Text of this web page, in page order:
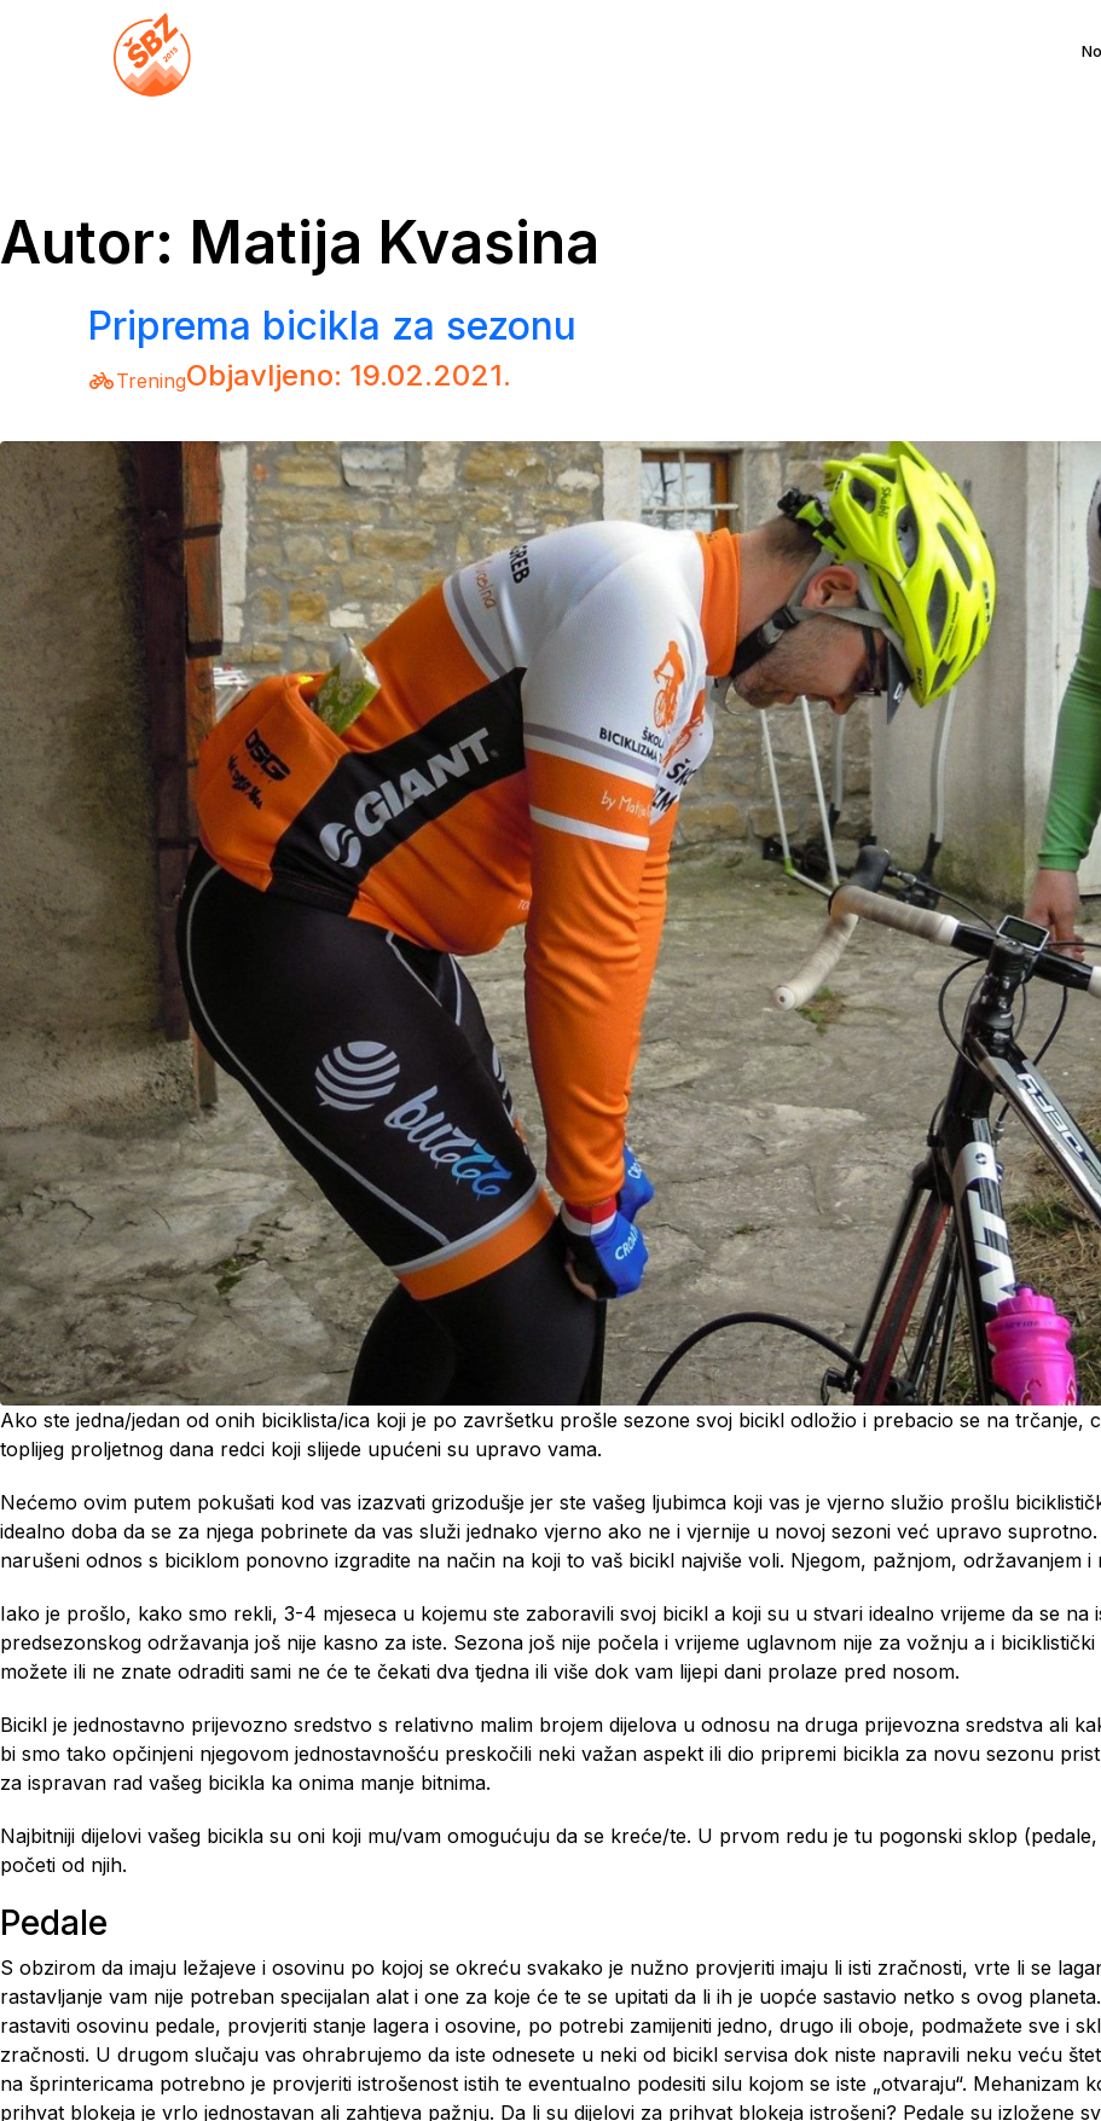
Škola biciklizma Zagreb
Autor: Matija Kvasina
Priprema bicikla za sezonu
TreningObjavljeno: 19.02.2021.
Ako ste jedna/jedan od onih biciklista/ica koji je po završetku prošle sezone svoj bicikl odložio i prebacio se na
toplijeg proljetnog dana redci koji slijede upućeni su upravo vama.
Nećemo ovim putem pokušati kod vas izazvati grizodušje jer ste vašeg ljubimca koji vas je vjerno služio prošlu
idealno doba da se za njega pobrinete da vas služi jednako vjerno ako ne i vjernije u novoj sezoni već upravo
narušeni odnos s biciklom ponovno izgradite na način na koji to vaš bicikl najviše voli. Njegom, pažnjom, održavanjem i
Iako je prošlo, kako smo rekli, 3-4 mjeseca u kojemu ste zaboravili svoj bicikl a koji su u stvari idealno vrijeme da se
predsezonskog održavanja još nije kasno za iste. Sezona još nije počela i vrijeme uglavnom nije za vožnju a i
možete ili ne znate odraditi sami ne će te čekati dva tjedna ili više dok vam lijepi dani prolaze pred nosom.
Bicikl je jednostavno prijevozno sredstvo s relativno malim brojem dijelova u odnosu na druga prijevozna sredstva ali
bi smo tako opčinjeni njegovom jednostavnošću preskočili neki važan aspekt ili dio pripremi bicikla za novu sezonu
za ispravan rad vašeg bicikla ka onima manje bitnima.
Najbitniji dijelovi vašeg bicikla su oni koji mu/vam omogućuju da se kreće/te. U prvom redu je tu pogonski sklop
početi od njih.
Pedale
S obzirom da imaju ležajeve i osovinu po kojoj se okreću svakako je nužno provjeriti imaju li isti zračnosti, vrte li se
rastavljanje vam nije potreban specijalan alat i one za koje će te se upitati da li ih je uopće sastavio netko s ovog
rastaviti osovinu pedale, provjeriti stanje lagera i osovine, po potrebi zamijeniti jedno, drugo ili oboje, podmažete sve i
zračnosti. U drugom slučaju vas ohrabrujemo da iste odnesete u neki od bicikl servisa dok niste napravili neku veću
na šprintericama potrebno je provjeriti istrošenost istih te eventualno podesiti silu kojom se iste „otvaraju“. Mehanizam
prihvat blokeja je vrlo jednostavan ali zahtjeva pažnju. Da li su dijelovi za prihvat blokeja istrošeni? Pedale su izložene